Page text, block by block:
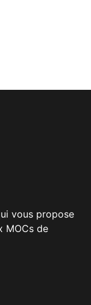
vous propose
MOCs de